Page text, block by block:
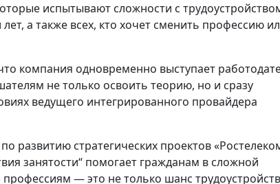
испытывают cложности с
а также всех, кто хочет сменить профессию
компания одновременно выступает
не только освоить теорию, но и сразу
ведущего интегрированного провайдера
развитию стратегических проектов
занятости“ помогает гражданам в сложной
— это не только шанс